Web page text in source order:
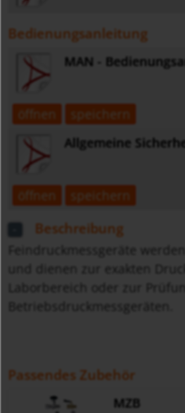
Bedienungsanleitung
MAN -
öffnen
speichern
Allgemeine
öffnen speichern
Beschreibung
Feindruckmessgeräte
und dienen zur exakten
Laborbereich oder zur
Betriebsdruckmessgeräten.
Passendes Zubehör
MZB